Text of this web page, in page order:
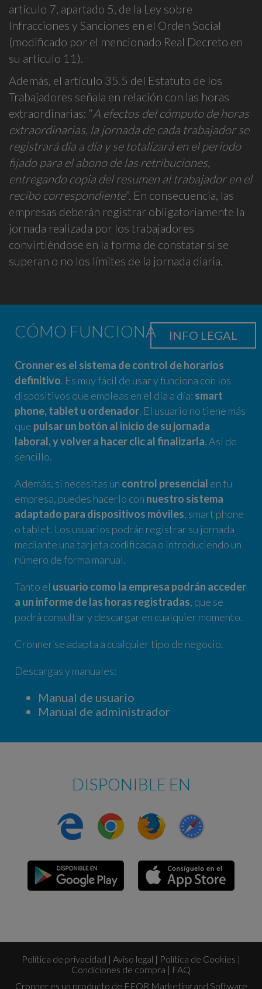
artículo 7, apartado 5, de la Ley sobre
Infracciones y Sanciones en el Orden Social
(modificado por el mencionado Real Decreto en
su artículo 11).
Además, el artículo 35.5 del Estatuto de los
Trabajadores señala en relación con las horas
extraordinarias: “A efectos del cómputo de horas
extraordinarias, la jornada de cada trabajador se
registrará día a día y se totalizará en el periodo
fijado para el abono de las retribuciones,
entregando copia del resumen al trabajador en el
recibo correspondiente”. En consecuencia, las
empresas deberán registrar obligatoriamente la
jornada realizada por los trabajadores
convirtiéndose en la forma de constatar si se
superan o no los límites de la jornada diaria.
CÓMO FUNCIONA
Cronner es el sistema de control de horarios
definitivo. Es muy fácil de usar y funciona con los
dispositivos que empleas en el día a día: smart
phone, tablet u ordenador. El usuario no tiene más
que pulsar un botón al inicio de su jornada
laboral, y volver a hacer clic al finalizarla. Así de
sencillo.
Además, si necesitas un control presencial en tu
empresa, puedes hacerlo con nuestro sistema
adaptado para dispositivos móviles, smart phone
o tablet. Los usuarios podrán registrar su jornada
mediante una tarjeta codificada o introduciendo un
número de forma manual.
Tanto el usuario como la empresa podrán acceder
a un informe de las horas registradas, que se
podrá consultar y descargar en cualquier momento.
Cronner se adapta a cualquier tipo de negocio.
INFO LEGAL
Descargas y manuales:
Manual de usuario
Manual de administrador
DISPONIBLE EN
Política de privacidad | Aviso legal | Política de Cookies |
Condiciones de compra | FAQ
Cronner es un producto de EFOR Marketing and Software